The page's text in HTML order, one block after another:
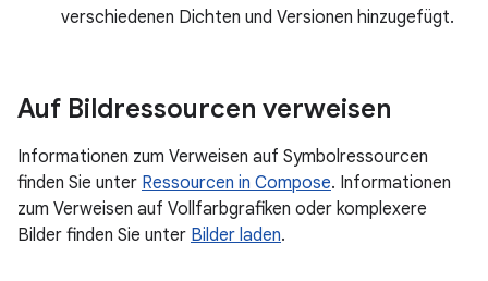
verschiedenen Dichten und Versionen hinzugefügt.
Auf Bildressourcen verweisen
Informationen zum Verweisen auf Symbolressourcen
finden Sie unter Ressourcen in Compose. Informationen
zum Verweisen auf Vollfarbgrafiken oder komplexere
Bilder finden Sie unter Bilder laden.